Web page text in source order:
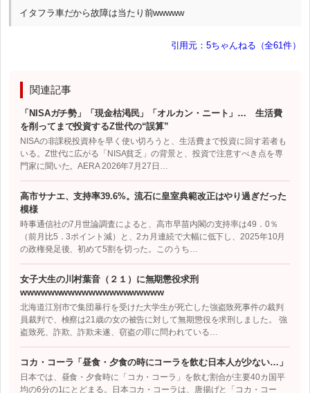
イタフラ車だから故障は当たり前wwwww
引用元：5ちゃんねる（全61件）
関連記事
「NISAガチ勢」「現金枯渇民」「オルカン・ニート」… 生活費
を削ってまで投資するZ世代の“誤算”
NISAの非課税投資枠を早く使い切ろうと、生活費まで投資に回す若者も
いる。Z世代に広がる「NISA貧乏」の背景と、投資で注意すべき点を専
門家に聞いた。AERA 2026年7月27日…
高市サナエ、支持率39.6%。流石に皇室典範改正はやり過ぎだった
模様
時事通信社の7月世論調査によると、高市早苗内閣の支持率は49．0％
（前月比5．3ポイント減）と、2カ月連続で大幅に低下し、2025年10月
の政権発足後、初めて5割を切った。このうち…
女子大生の川村葉音（２１）に無期懲役求刑
wwwwwwwwwwwwwwwwwwwww
北海道江別市で集団暴行を受けた大学生が死亡した強盗致死事件の裁判
員裁判で、検察は21歳の女の被告に対して無期懲役を求刑しました。 強
盗致死、詐欺、詐欺未遂、窃盗の罪に問われている…
コカ・コーラ「昼食・夕食の時にコーラを飲む日本人が少ない…」
日本では、昼食・夕食時に「コカ・コーラ」を飲む割合が主要40カ国平
均の6分の1にとどまる。日本コカ・コーラは、唐揚げと「コカ・コー